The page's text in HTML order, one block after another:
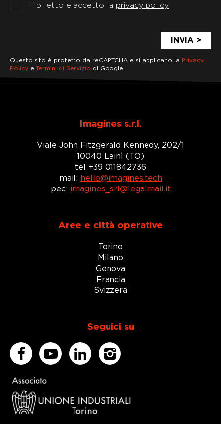
Ho letto e accetto la privacy policy
Questo sito è protetto da reCAPTCHA e si applicano la Privacy
Policy e Termini di Servizio di Google.
Imagines s.r.l.
Viale John Fitzgerald Kennedy, 202/1
10040 Leinì (TO)
tel +39 011842736
mail: hello@imagines.tech
pec: imagines_srl@legalmail.it
Aree e città operative
Torino
Milano
Genova
Francia
Svizzera
Seguici su